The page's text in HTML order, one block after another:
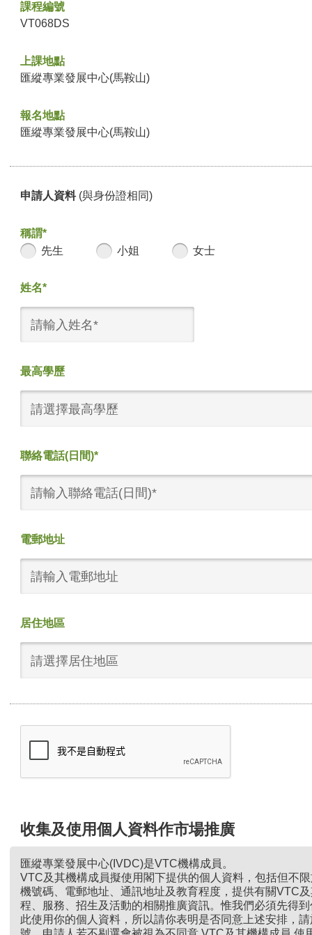
課程編號
VT068DS
上課地點
匯縱專業發展中心(馬鞍山)
報名地點
匯縱專業發展中心(馬鞍山)
申請人資料 (與身份證相同)
稱謂*
先生
小姐 女士
姓名*
最高學歷
請選擇最高學歷
聯絡電話(日間)*
電郵地址
居住地區
請選擇居住地區
收集及使用個人資料作市場推廣
匯縱專業發展中心(IVDC)是VTC機構成員。
VTC及其機構成員擬使用閣下提供的個人資料，包括但不
機號碼、電郵地址、通訊地址及教育程度，提供有關VTC
程、服務、招生及活動的相關推廣資訊。惟我們必須先得
此使用你的個人資料，所以請你表明是否同意上述安排，